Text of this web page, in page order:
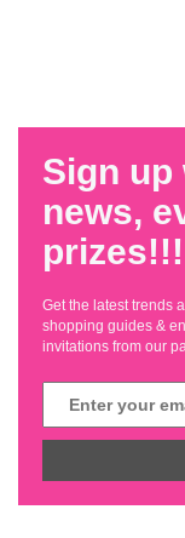
Sign
news,
prizes!!!
Get the latest trends
shopping guides &
invitations from our